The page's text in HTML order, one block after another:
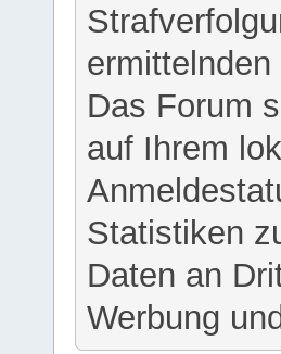
Das Forum
auf Ihrem
Statistiken
Daten an
Werbung